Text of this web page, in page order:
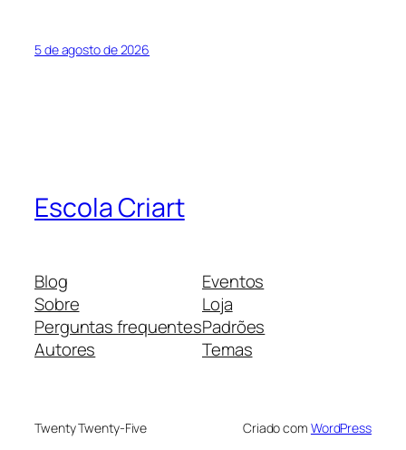
5 de agosto de 2026
Escola Criart
Blog
Sobre
Perguntas frequentes
Autores
Eventos
Loja
Padrões
Temas
Twenty Twenty-Five Criado com WordPress